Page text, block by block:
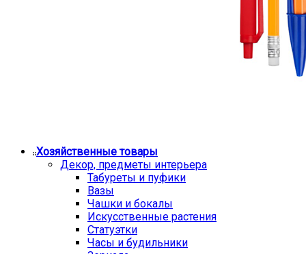
Хозяйственные товары
Декор, предметы интерьера
Табуреты и пуфики
Вазы
Чашки и бокалы
Искусственные растения
Статуэтки
Часы и будильники